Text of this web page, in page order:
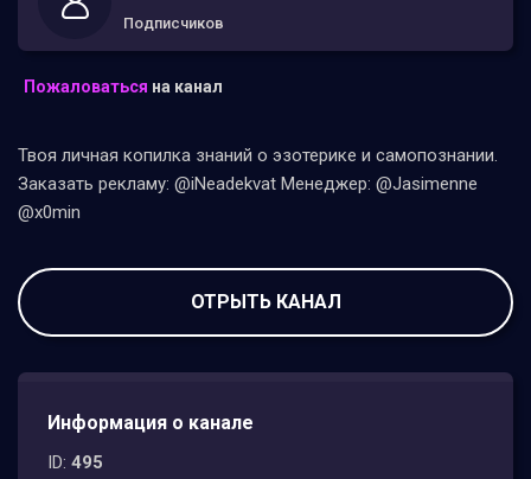
Подписчиков
Пожаловаться на канал
Твоя личная копилка знаний о эзотерике и самопознании.
Заказать рекламу: @iNeadekvat Менеджер: @Jasimenne
@x0min
ОТРЫТЬ КАНАЛ
Информация о канале
ID: 495